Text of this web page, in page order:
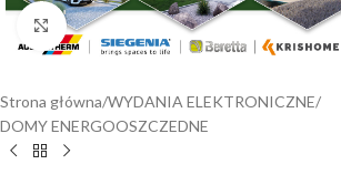
Kliknij aby powiększyć
Strona główna/WYDANIA ELEKTRONICZNE/
DOMY ENERGOOSZCZEDNE